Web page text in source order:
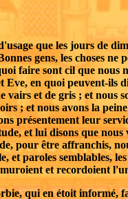
que les jours de
gens, les choses
faire sont cil que
Eve, en quoi peuvent-ils
vairs et de gris ; et nous
; et nous avons la
présentement leur
et lui disons que
pour être affranchis,
et paroles semblables,
et recordoient l'un
qui en étoit informé,